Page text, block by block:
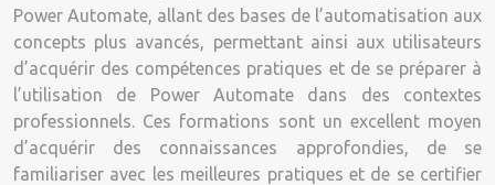
Power Automate, allant des bases de l’automatisation aux
concepts plus avancés, permettant ainsi aux utilisateurs
d’acquérir des compétences pratiques et de se préparer à
l’utilisation de Power Automate dans des contextes
professionnels. Ces formations sont un excellent moyen
d’acquérir des connaissances approfondies, de se
familiariser avec les meilleures pratiques et de se certifier